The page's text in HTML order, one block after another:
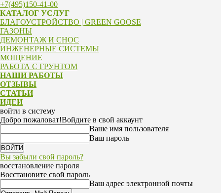
+7(495)150-41-00
КАТАЛОГ УСЛУГ
БЛАГОУСТРОЙСТВО | GREEN GOOSE
ГАЗОНЫ
ДЕМОНТАЖ И СНОС
ИНЖЕНЕРНЫЕ СИСТЕМЫ
МОЩЕНИЕ
РАБОТА С ГРУНТОМ
НАШИ РАБОТЫ
ОТЗЫВЫ
СТАТЬИ
ИДЕИ
войти в систему
Добро пожаловат!Войдите в свой аккаунт
Ваше имя пользователя
Ваш пароль
Вы забыли свой пароль?
восстановление пароля
Восстановите свой пароль
Ваш адрес электронной почты